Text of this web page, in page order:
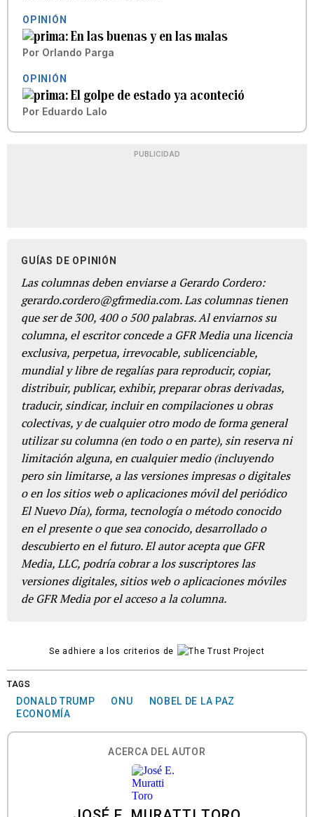
OPINIÓN
En las buenas y en las malas
Por Orlando Parga
OPINIÓN
El golpe de estado ya aconteció
Por Eduardo Lalo
PUBLICIDAD
GUÍAS DE OPINIÓN
Las columnas deben enviarse a Gerardo Cordero:
gerardo.cordero@gfrmedia.com. Las columnas tienen
que ser de 300, 400 o 500 palabras. Al enviarnos su
columna, el escritor concede a GFR Media una licencia
exclusiva, perpetua, irrevocable, sublicenciable,
mundial y libre de regalías para reproducir, copiar,
distribuir, publicar, exhibir, preparar obras derivadas,
traducir, sindicar, incluir en compilaciones u obras
colectivas, y de cualquier otro modo de forma general
utilizar su columna (en todo o en parte), sin reserva ni
limitación alguna, en cualquier medio (incluyendo
pero sin limitarse, a las versiones impresas o digitales
o en los sitios web o aplicaciones móvil del periódico
El Nuevo Día), forma, tecnología o método conocido
en el presente o que sea conocido, desarrollado o
descubierto en el futuro. El autor acepta que GFR
Media, LLC, podría cobrar a los suscriptores las
versiones digitales, sitios web o aplicaciones móviles
de GFR Media por el acceso a la columna.
Se adhiere a los criterios de
TAGS
DONALD TRUMP ONU
NOBEL DE LA PAZ
ECONOMÍA
ACERCA DEL AUTOR